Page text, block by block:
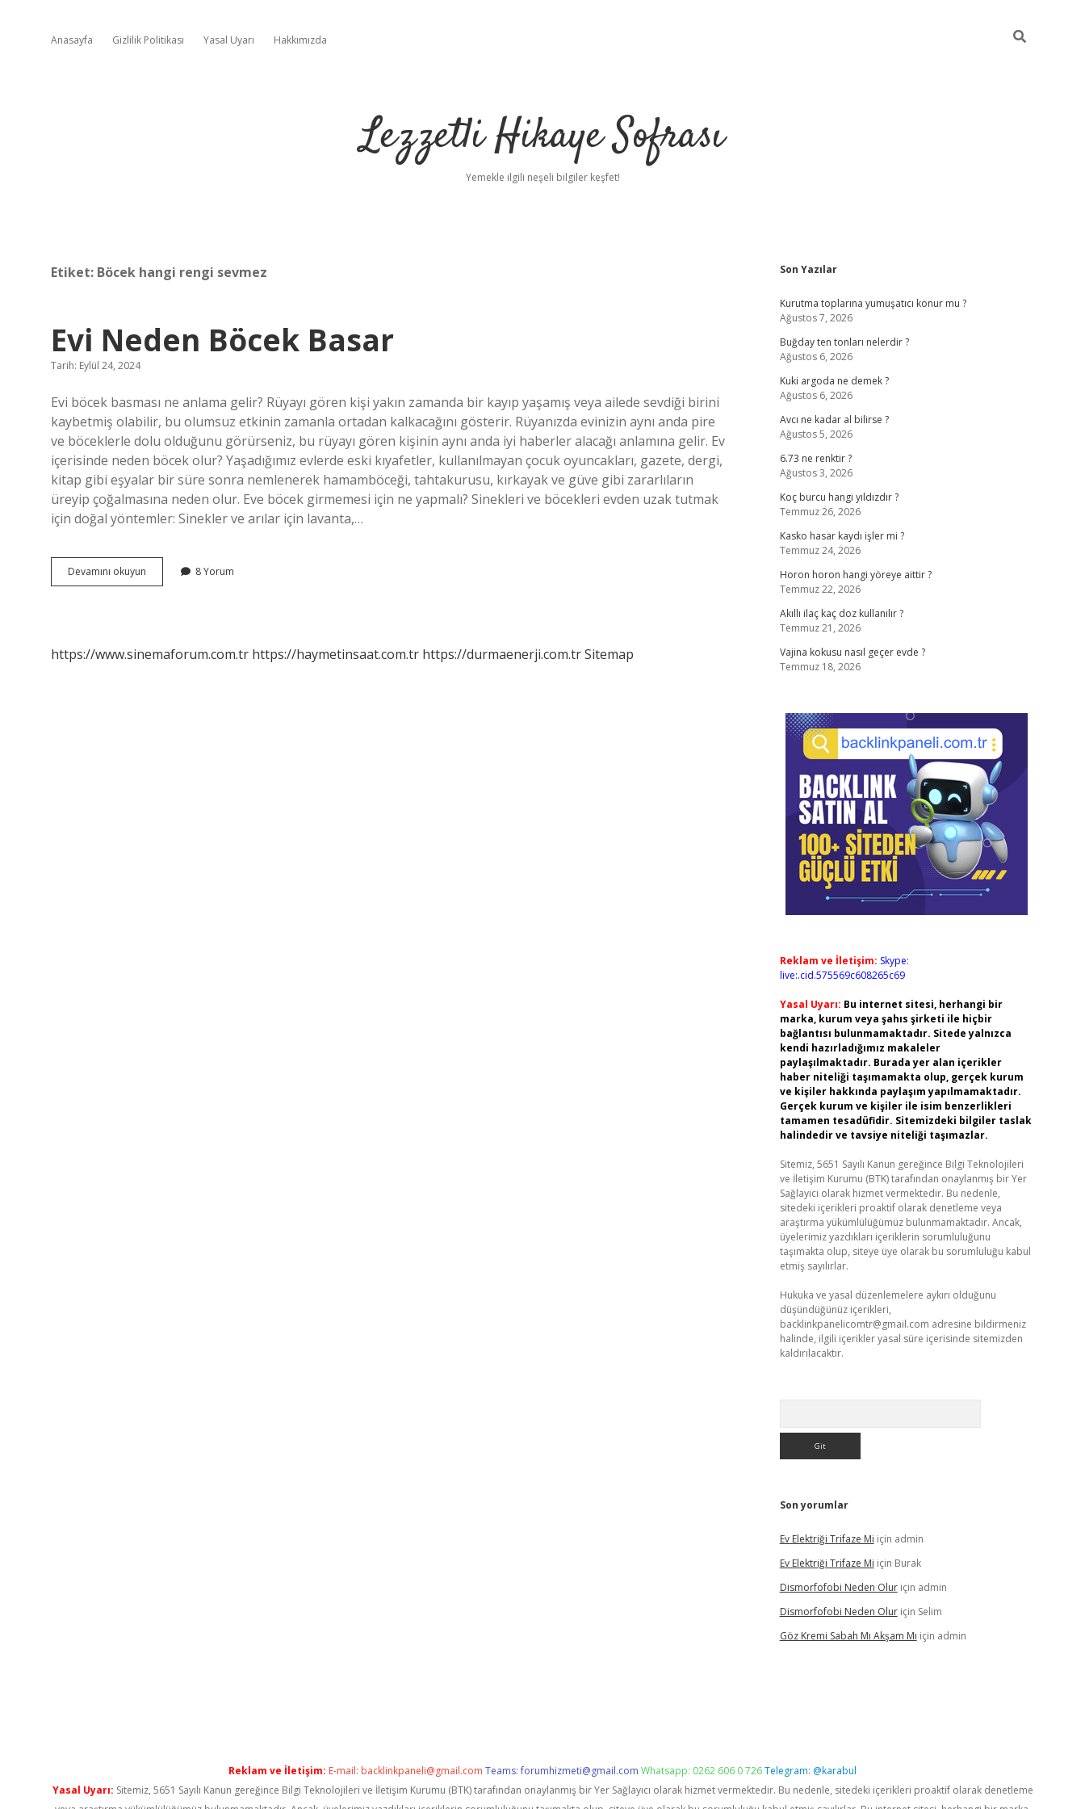
Anasayfa Gizlilik Politikası Yasal Uyarı Hakkımızda
Lezzetli Hikaye Sofrası
Yemekle ilgili neşeli bilgiler keşfet!
Etiket: Böcek hangi rengi sevmez
Evi Neden Böcek Basar
Tarih: Eylül 24, 2024
Evi böcek basması ne anlama gelir? Rüyayı gören kişi yakın zamanda bir kayıp yaşamış veya ailede sevdiği birini
kaybetmiş olabilir, bu olumsuz etkinin zamanla ortadan kalkacağını gösterir. Rüyanızda evinizin aynı anda pire
ve böceklerle dolu olduğunu görürseniz, bu rüyayı gören kişinin aynı anda iyi haberler alacağı anlamına gelir. Ev
içerisinde neden böcek olur? Yaşadığımız evlerde eski kıyafetler, kullanılmayan çocuk oyuncakları, gazete, dergi,
kitap gibi eşyalar bir süre sonra nemlenerek hamamböceği, tahtakurusu, kırkayak ve güve gibi zararlıların
üreyip çoğalmasına neden olur. Eve böcek girmemesi için ne yapmalı? Sinekleri ve böcekleri evden uzak tutmak
için doğal yöntemler: Sinekler ve arılar için lavanta,…
Devamını okuyun
Neden
8 Yorum
https://www.sinemaforum.com.tr https://haymetinsaat.com.tr https://durmaenerji.com.trSitemap
Sidebar
Son Yazılar
Kurutma toplarına yumuşatıcı konur mu ?
Ağustos 7, 2026
Buğday ten tonları nelerdir ?
Ağustos 6, 2026
Kuki argoda ne demek ?
Ağustos 6, 2026
Avcı ne kadar al bilirse ?
Ağustos 5, 2026
6.73 ne renktir ?
Ağustos 3, 2026
Koç burcu hangi yıldızdır ?
Temmuz 26, 2026
Kasko hasar kaydı işler mi ?
Temmuz 24, 2026
Horon horon hangi yöreye aittir ?
Temmuz 22, 2026
Akıllı ilaç kaç doz kullanılır ?
Temmuz 21, 2026
Vajina kokusu nasıl geçer evde ?
Temmuz 18, 2026
Reklam ve İletişim: Skype:
live:.cid.575569c608265c69
Yasal Uyarı: Bu internet sitesi, herhangi bir
marka, kurum veya şahıs şirketi ile hiçbir
bağlantısı bulunmamaktadır. Sitede yalnızca
kendi hazırladığımız makaleler
paylaşılmaktadır. Burada yer alan içerikler
haber niteliği taşımamakta olup, gerçek kurum
ve kişiler hakkında paylaşım yapılmamaktadır.
Gerçek kurum ve kişiler ile isim benzerlikleri
tamamen tesadüfidir. Sitemizdeki bilgiler taslak
halindedir ve tavsiye niteliği taşımazlar.
Sitemiz, 5651 Sayılı Kanun gereğince Bilgi Teknolojileri
ve İletişim Kurumu (BTK) tarafından onaylanmış bir Yer
Sağlayıcı olarak hizmet vermektedir. Bu nedenle,
sitedeki içerikleri proaktif olarak denetleme veya
araştırma yükümlülüğümüz bulunmamaktadır. Ancak,
üyelerimiz yazdıkları içeriklerin sorumluluğunu
taşımakta olup, siteye üye olarak bu sorumluluğu kabul
etmiş sayılırlar.
Hukuka ve yasal düzenlemelere aykırı olduğunu
düşündüğünüz içerikleri,
backlinkpanelicomtr@gmail.com adresine bildirmeniz
halinde, ilgili içerikler yasal süre içerisinde sitemizden
kaldırılacaktır.
Son yorumlar
Ev Elektriği Trifaze Mi için admin
Ev Elektriği Trifaze Mi için Burak
Dismorfofobi Neden Oluriçin admin
Dismorfofobi Neden Oluriçin Selim
Göz Kremi Sabah Mı Akşam Mı için admin
Reklam ve İletişim: E-mail: backlinkpaneli@gmail.com Teams:forumhizmeti@gmail.com Whatsapp: 0262 606 0 726Telegram: @karabul
Yasal Uyarı: Sitemiz, 5651 Sayılı Kanun gereğince Bilgi Teknolojileri ve İletişim Kurumu (BTK) tarafından onaylanmış bir Yer Sağlayıcı olarak hizmet vermektedir. Bu nedenle, sitedeki içerikleri proaktif olarak denetleme